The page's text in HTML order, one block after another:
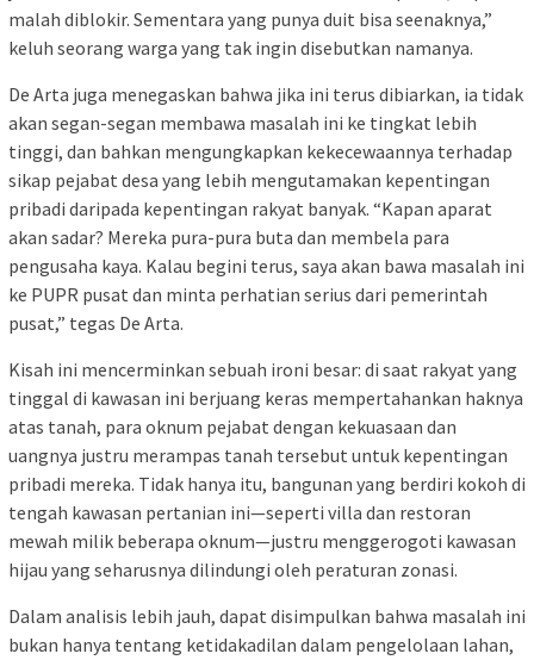
malah diblokir. Sementara yang punya duit bisa seenaknya,”
keluh seorang warga yang tak ingin disebutkan namanya.
De Arta juga menegaskan bahwa jika ini terus dibiarkan, ia tidak
akan segan-segan membawa masalah ini ke tingkat lebih
tinggi, dan bahkan mengungkapkan kekecewaannya terhadap
sikap pejabat desa yang lebih mengutamakan kepentingan
pribadi daripada kepentingan rakyat banyak. “Kapan aparat
akan sadar? Mereka pura-pura buta dan membela para
pengusaha kaya. Kalau begini terus, saya akan bawa masalah ini
ke PUPR pusat dan minta perhatian serius dari pemerintah
pusat,” tegas De Arta.
Kisah ini mencerminkan sebuah ironi besar: di saat rakyat yang
tinggal di kawasan ini berjuang keras mempertahankan haknya
atas tanah, para oknum pejabat dengan kekuasaan dan
uangnya justru merampas tanah tersebut untuk kepentingan
pribadi mereka. Tidak hanya itu, bangunan yang berdiri kokoh di
tengah kawasan pertanian ini—seperti villa dan restoran
mewah milik beberapa oknum—justru menggerogoti kawasan
hijau yang seharusnya dilindungi oleh peraturan zonasi.
Dalam analisis lebih jauh, dapat disimpulkan bahwa masalah ini
bukan hanya tentang ketidakadilan dalam pengelolaan lahan,